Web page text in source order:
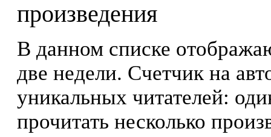
произведения
В данном списке
две недели. Счетчик на
уникальных читателей:
прочитать несколько